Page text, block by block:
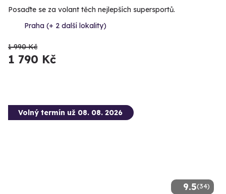
Posaďte se za volant těch nejlepších supersportů.
Praha (+ 2 další lokality)
1 990 Kč
1 790 Kč
9.5(34)
Volný termín už 08. 08. 2026